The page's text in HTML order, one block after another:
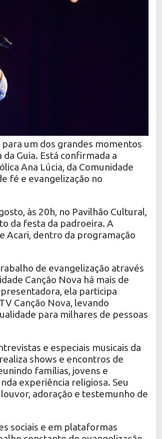
um dos grandes momentos
Guia. Está confirmada a
Ana Lúcia, da Comunidade
fé e evangelização no
às 20h, no Pavilhão Cultural,
da festa da padroeira. A
Acari, dentro da programação
de evangelização através
Canção Nova há mais de
ela participa
Canção Nova, levando
para milhares de pessoas
e especiais musicais da
shows e encontros de
famílias, jovens e
experiência religiosa. Seu
adoração e testemunho de
sociais e em plataformas